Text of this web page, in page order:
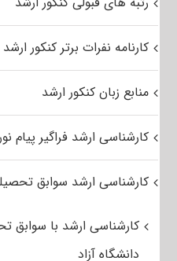
کارنامه نفرات برتر کنکور ارشد
منابع زبان کنکور ارشد
کارشناسی ارشد فراگیر پیام نور
کارشناسی ارشد سوابق
کارشناسی ارشد با سوابق
دانشگاه آزاد